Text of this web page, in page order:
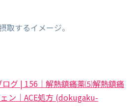
取するイメージ。
グ | 156｜解熱鎮痛薬⑸解熱鎮痛
ン｜ACE処方 (dokugaku-